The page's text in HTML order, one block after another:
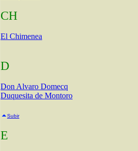
CH
El Chimenea
D
Don Alvaro Domecq
Duquesita de Montoro
Subir
E